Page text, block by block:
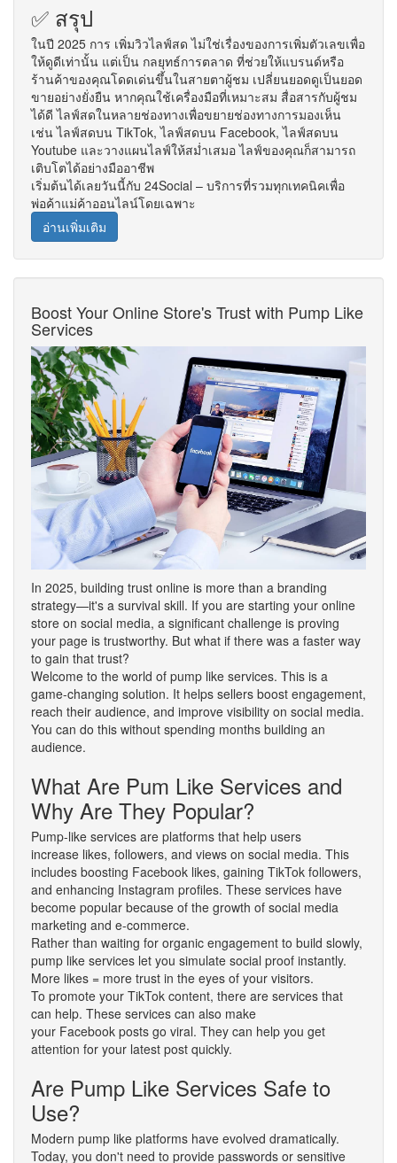
✅ สรุป
ในปี 2025 การ เพิ่มวิวไลฟ์สด ไม่ใช่เรื่องของการเพิ่มตัวเลขเพื่อ
ให้ดูดีเท่านั้น แต่เป็น กลยุทธ์การตลาด ที่ช่วยให้แบรนด์หรือ
ร้านค้าของคุณโดดเด่นขึ้นในสายตาผู้ชม เปลี่ยนยอดดูเป็นยอด
ขายอย่างยั่งยืน หากคุณใช้เครื่องมือที่เหมาะสม สื่อสารกับผู้ชม
ได้ดี ไลฟ์สดในหลายช่องทางเพื่อขยายช่องทางการมองเห็น
เช่น ไลฟ์สดบน TikTok, ไลฟ์สดบน Facebook, ไลฟ์สดบน
Youtube และวางแผนไลฟ์ให้สม่ำเสมอ ไลฟ์ของคุณก็สามารถ
เติบโตได้อย่างมืออาชีพ
เริ่มต้นได้เลยวันนี้กับ 24Social – บริการที่รวมทุกเทคนิคเพื่อ
พ่อค้าแม่ค้าออนไลน์โดยเฉพาะ
อ่านเพิ่มเติม
Boost Your Online Store's Trust with Pump Like
Services
In 2025, building trust online is more than a branding
strategy—it's a survival skill. If you are starting your online
store on social media, a significant challenge is proving
your page is trustworthy. But what if there was a faster way
to gain that trust?
Welcome to the world of pump like services. This is a
game-changing solution. It helps sellers boost engagement,
reach their audience, and improve visibility on social media.
You can do this without spending months building an
audience.
What Are Pum Like Services and
Why Are They Popular?
Pump-like services are platforms that help users
increase likes, followers, and views on social media. This
includes boosting Facebook likes, gaining TikTok followers,
and enhancing Instagram profiles. These services have
become popular because of the growth of social media
marketing and e-commerce.
Rather than waiting for organic engagement to build slowly,
pump like services let you simulate social proof instantly.
More likes = more trust in the eyes of your visitors.
To promote your TikTok content, there are services that
can help. These services can also make
your Facebook posts go viral. They can help you get
attention for your latest post quickly.
Are Pump Like Services Safe to
Use?
Modern pump like platforms have evolved dramatically.
Today, you don't need to provide passwords or sensitive